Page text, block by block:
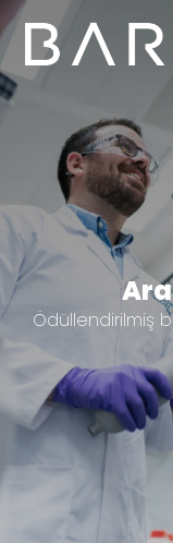
Ödüllendirilmiş